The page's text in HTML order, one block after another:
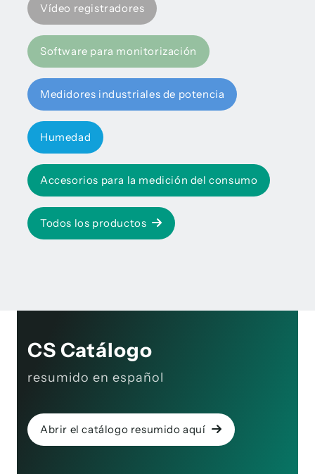
Vídeo registradores
Software para monitorización
Medidores industriales de potencia
Humedad
Accesorios para la medición del consumo
Todos los productos
CS Catálogo
resumido en español
Abrir el catálogo resumido aquí